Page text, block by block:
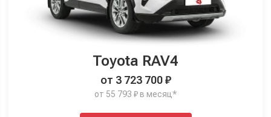
Toyota RAV4
от 3 723 700 ₽
от 55 793 ₽ в месяц*